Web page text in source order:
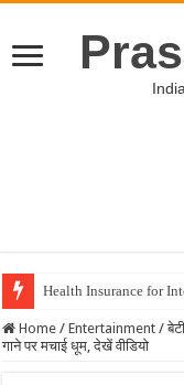
Health Insurance for
Home / Entertainment /
गाने पर मचाई धूम, देखें वीडियो